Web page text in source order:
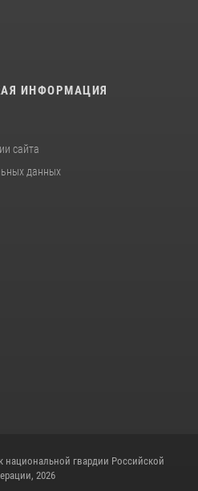
ИНФОРМАЦИЯ
сайта
данных
гвардии Российской
2026